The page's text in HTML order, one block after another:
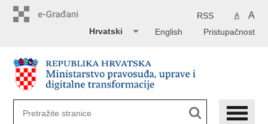
A A
RSS
Pristupačnost
English
Hrvatski